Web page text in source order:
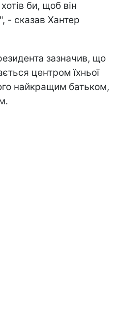
би, щоб він
- сказав Хантер
зазначив, що
центром їхньої
найкращим батьком,